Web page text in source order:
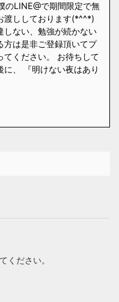
のLINE@で期間限定で無
渡ししております(*^^*)
しない、勉強が続かない
方は是非ご登録頂いてプ
てください。 お待ちして
、 『明けない夜はあり
ください。